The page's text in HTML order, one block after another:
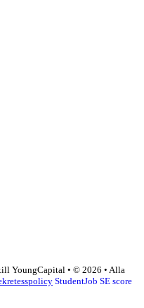
YoungCapital • © 2026 • Alla
StudentJob SE score